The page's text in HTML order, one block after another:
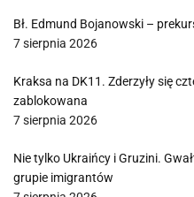
Bł. Edmund Bojanowski –
7 sierpnia 2026
Kraksa na DK11. Zderzyły się
zablokowana
7 sierpnia 2026
Nie tylko Ukraińcy i Gruzini.
grupie imigrantów